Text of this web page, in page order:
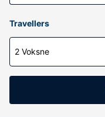
Travellers
2 Voksne